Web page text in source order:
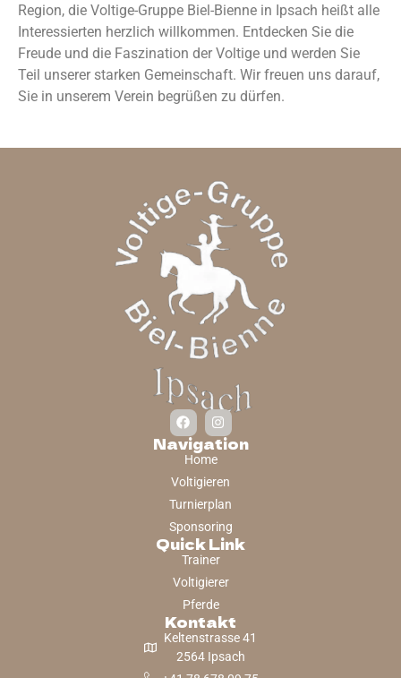
Region, die Voltige-Gruppe Biel-Bienne in Ipsach heißt alle
Interessierten herzlich willkommen. Entdecken Sie die
Freude und die Faszination der Voltige und werden Sie
Teil unserer starken Gemeinschaft. Wir freuen uns darauf,
Sie in unserem Verein begrüßen zu dürfen.
Navigation
Home
Voltigieren
Turnierplan
Sponsoring
Quick Link
Trainer
Voltigierer
Pferde
Kontakt
Keltenstrasse 41
2564 Ipsach